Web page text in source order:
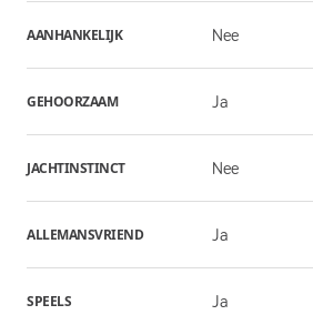
AANHANKELIJK Nee
GEHOORZAAM Ja
JACHTINSTINCT Nee
ALLEMANSVRIEND Ja
SPEELS Ja